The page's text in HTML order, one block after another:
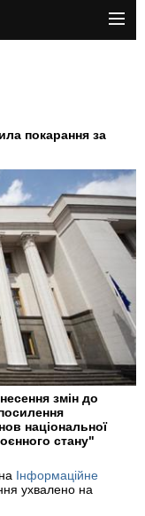
покарання за
змін до
національної
стану"
Інформаційне
ухвалено на